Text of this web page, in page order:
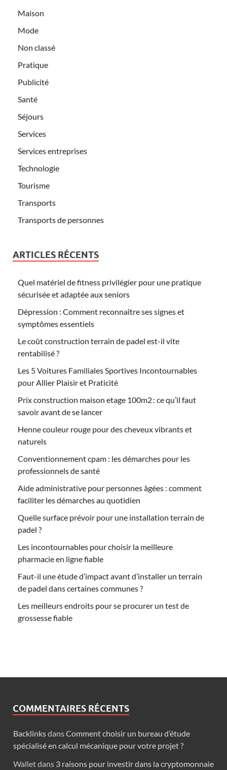
Maison
Mode
Non classé
Pratique
Publicité
Santé
Séjours
Services
Services entreprises
Technologie
Tourisme
Transports
Transports de personnes
ARTICLES RÉCENTS
Quel matériel de fitness privilégier pour une pratique
sécurisée et adaptée aux seniors
Dépression : Comment reconnaître ses signes et
symptômes essentiels
Le coût construction terrain de padel est-il vite
rentabilisé ?
Les 5 Voitures Familiales Sportives Incontournables
pour Allier Plaisir et Praticité
Prix construction maison etage 100m2 : ce qu’il faut
savoir avant de se lancer
Henne couleur rouge pour des cheveux vibrants et
naturels
Conventionnement cpam : les démarches pour les
professionnels de santé
Aide administrative pour personnes âgées : comment
faciliter les démarches au quotidien
Quelle surface prévoir pour une installation terrain de
padel ?
Les incontournables pour choisir la meilleure
pharmacie en ligne fiable
Faut-il une étude d’impact avant d’installer un terrain
de padel dans certaines communes ?
Les meilleurs endroits pour se procurer un test de
grossesse fiable
COMMENTAIRES RÉCENTS
BacklinksdansComment choisir un bureau d’étude
spécialisé en calcul mécanique pour votre projet ?
Walletdans 3 raisons pour investir dans la cryptomonnaie